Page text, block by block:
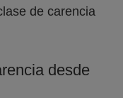
de carencia
desde